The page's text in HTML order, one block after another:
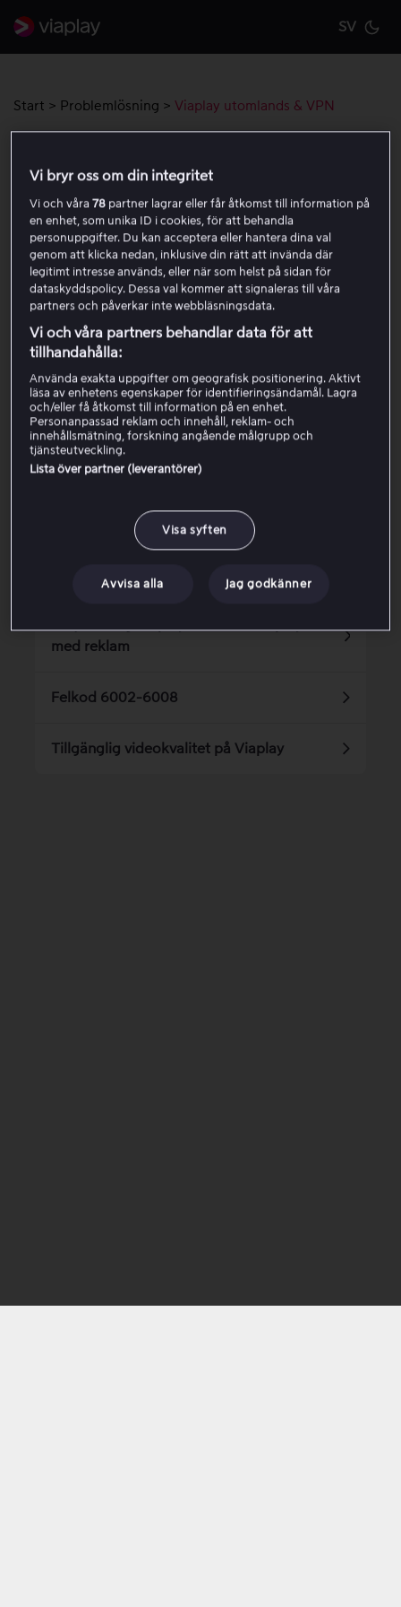
SV
Start > Problemlösning > Viaplay utomlands & VPN
Viaplays rättigheter är landsbegränsade. Du kan
använda tjänsten i ditt hemland samt tillfälligt inom EU
enligt EU:s portabilitetsregler. Viaplay fungerar inte via
VPN eller andra tjänster som ändrar din anslutnings
plats, vilket även nämns i våraallmänna villkor .
Var den här artikeln till hjälp?
Ja Nej
Relaterade artiklar
med reklam
Felkod 6002-6008
Tillgänglig videokvalitet på Viaplay
Vi bryr oss om din integritet
Vi och våra78 partner lagrar eller får åtkomst till information på
en enhet, som unika ID i cookies, för att behandla
personuppgifter. Du kan acceptera eller hantera dina val
genom att klicka nedan, inklusive din rätt att invända där
legitimt intresse används, eller när som helst på sidan för
dataskyddspolicy. Dessa val kommer att signaleras till våra
partners och påverkar inte webbläsningsdata.
Vi och våra partners behandlar data för att
tillhandahålla:
Använda exakta uppgifter om geografisk positionering. Aktivt
läsa av enhetens egenskaper för identifieringsändamål. Lagra
och/eller få åtkomst till information på en enhet.
Personanpassad reklam och innehåll, reklam- och
innehållsmätning, forskning angående målgrupp och
tjänsteutveckling.
Lista över partner (leverantörer)
Visa syften
Avvisa alla Jag godkänner